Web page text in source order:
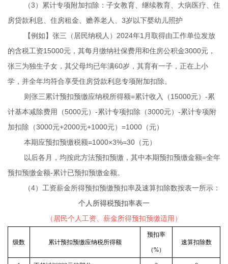
（3 ）累计专项附加扣除：子女教育、继续教育、大病医疗、住
房贷款利息、住房租金、赡养老人、 3岁以下婴幼儿照护
【例如】张三（居民纳税人） 2024年1 月取得由工作单位发放
的含税工资15000元，其每月缴纳社保费用和住房公积金3000元，
张三为独生子女，其父母均已年满60岁，其育有一子，正在上小
学，并全年均符合享受住房贷款利息专项附加扣除。
则张三累计预扣预缴应纳税所得额=累计收入（ 15000元） - 累
计基本减除费用（5000元） - 累计专项扣除（3000元） - 累计专项附
加扣除（3000元+2000元+1000元） =1000 （元）
本期应预扣预缴税额=1000×3%=30 （元）
以后各月，均按此方法预扣预缴，其中本期预扣预缴金额=全年
预扣预缴金额- 累计已预扣预缴金额。
（4）工资薪金所得预扣预缴预扣率及速算扣除数按表一所示：
个人所得税预扣率表一
（居民个人工资、薪金所得预扣预缴适用）
级数 累计预扣预缴应纳税所得额
预扣率
（%）
速算扣除数